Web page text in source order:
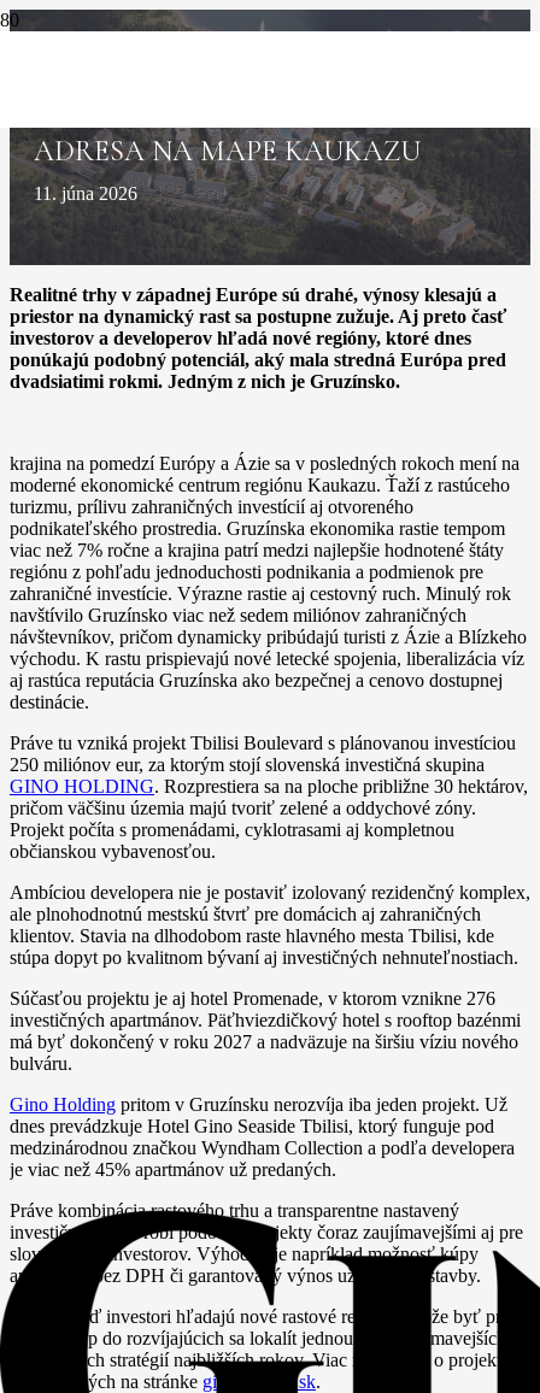
ADRESA NA MAPE KAUKAZU
11. júna 2026
Realitné trhy v západnej Európe sú drahé, výnosy klesajú a
priestor na dynamický rast sa postupne zužuje. Aj preto časť
investorov a developerov hľadá nové regióny, ktoré dnes
ponúkajú podobný potenciál, aký mala stredná Európa pred
dvadsiatimi rokmi. Jedným z nich je Gruzínsko.
krajina na pomedzí Európy a Ázie sa v posledných rokoch mení na
moderné ekonomické centrum regiónu Kaukazu. Ťaží z rastúceho
turizmu, prílivu zahraničných investícií aj otvoreného
podnikateľského prostredia. Gruzínska ekonomika rastie tempom
viac než 7% ročne a krajina patrí medzi najlepšie hodnotené štáty
regiónu z pohľadu jednoduchosti podnikania a podmienok pre
zahraničné investície. Výrazne rastie aj cestovný ruch. Minulý rok
navštívilo Gruzínsko viac než sedem miliónov zahraničných
návštevníkov, pričom dynamicky pribúdajú turisti z Ázie a Blízkeho
východu. K rastu prispievajú nové letecké spojenia, liberalizácia víz
aj rastúca reputácia Gruzínska ako bezpečnej a cenovo dostupnej
destinácie.
Práve tu vzniká projekt Tbilisi Boulevard s plánovanou investíciou
250 miliónov eur, za ktorým stojí slovenská investičná skupina
GINO HOLDING. Rozprestiera sa na ploche približne 30 hektárov,
pričom väčšinu územia majú tvoriť zelené a oddychové zóny.
Projekt počíta s promenádami, cyklotrasami aj kompletnou
občianskou vybavenosťou.
Ambíciou developera nie je postaviť izolovaný rezidenčný komplex,
ale plnohodnotnú mestskú štvrť pre domácich aj zahraničných
klientov. Stavia na dlhodobom raste hlavného mesta Tbilisi, kde
stúpa dopyt po kvalitnom bývaní aj investičných nehnuteľnostiach.
Súčasťou projektu je aj hotel Promenade, v ktorom vznikne 276
investičných apartmánov. Päťhviezdičkový hotel s rooftop bazénmi
má byť dokončený v roku 2027 a nadväzuje na širšiu víziu nového
bulváru.
Gino Holding pritom v Gruzínsku nerozvíja iba jeden projekt. Už
dnes prevádzkuje Hotel Gino Seaside Tbilisi, ktorý funguje pod
medzinárodnou značkou Wyndham Collection a podľa developera
je viac než 45% apartmánov už predaných.
Práve kombinácia rastového trhu a transparentne nastavený
investičný model robí podobné projekty čoraz zaujímavejšími aj pre
slovenských investorov. Výhodou je napríklad možnosť kúpy
apartmánu bez DPH či garantovaný výnos už počas výstavby.
V čase, keď investori hľadajú nové rastové regióny, môže byť práve
skorý vstup do rozvíjajúcich sa lokalít jednou z najzaujímavejších
investičných stratégií najbližších rokov. Viac informácií o projektoch
je dostupných na stránke ginoholding.sk.